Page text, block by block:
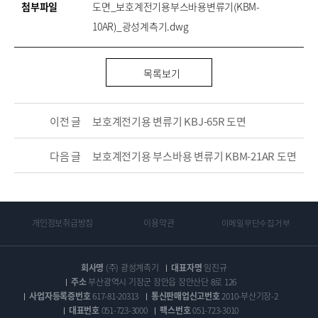
첨부파일
도면_보호계전기용부스바용변류기(KBM-
10AR)_광성계측기.dwg
목록보기
이전 글 보호계전기용 변류기 KBJ-65R 도면
다음 글 보호계전기용 부스바용 변류기 KBM-21AR 도면
개인정보취급방침 이용약관 이메일무단수집거부
회사명 (주) 광성계측기 대표자명 임진규
주소부산광역시 기장군 장안읍 장안산단 8로 126
사업자등록증번호617-81-20313 통신판매업신고번호 2010-부산기장-2
대표번호 051-723-3000 팩스번호051-723-3010